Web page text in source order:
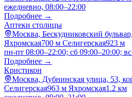
ежедневно, 08:00–22:00
Подробнее →
Аптеки столицы
Москва, Бескудниковский
Яхромская700 м Селигерская923 м
пн-пт 08:00–22:00; сб 09:00–20:00;
Подробнее →
Кристикон
Москва, Дубнинская улица, 53,
Селигерская963 м Яхромская1.2 км